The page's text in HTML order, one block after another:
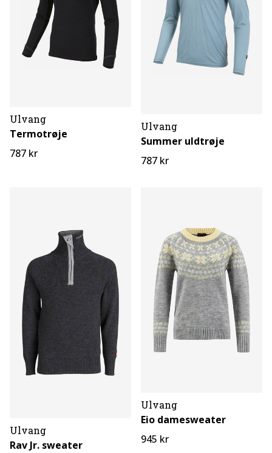
Ulvang
Termotrøje
787 kr
Ulvang
Summer uldtrøje
787 kr
Ulvang
Rav Jr. sweater
Ulvang
Eio damesweater
945 kr